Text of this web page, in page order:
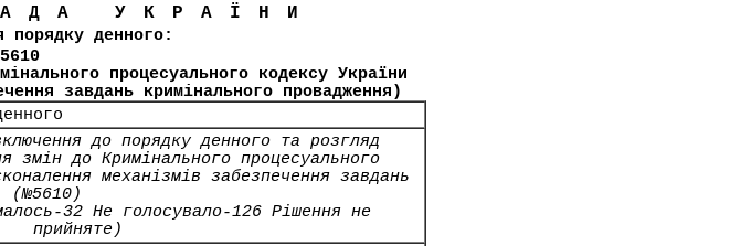
УКРАЇНИ
порядку денного:
процесуального кодексу України
завдань кримінального провадження)
до порядку денного та розгляд
змін до Кримінального процесуального
механізмів забезпечення завдань
(№5610)
32 Не голосувало-126 Рішення не
прийняте)